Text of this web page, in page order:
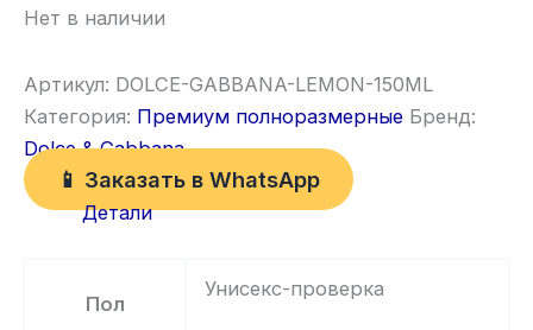
Нет в наличии
Артикул: DOLCE-GABBANA-LEMON-150ML
Категория: Премиум полноразмерные Бренд:
Dolce & Gabbana
📱 Заказать в WhatsApp
Детали
Пол
Унисекс-проверка